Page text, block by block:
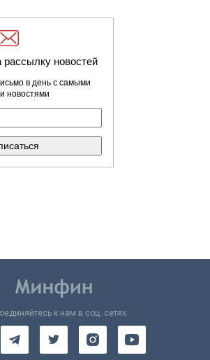
новостей
в день с самыми
новостями
к нам в соц. сетях: